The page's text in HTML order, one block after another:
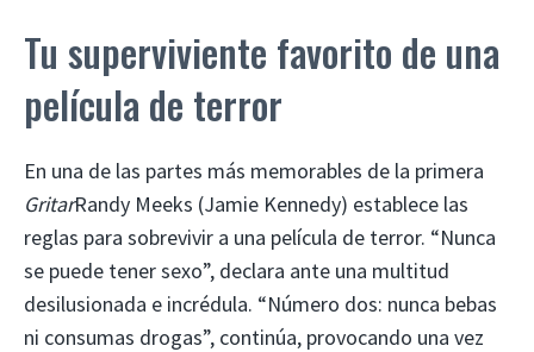
Tu superviviente favorito de una
película de terror
En una de las partes más memorables de la primera
GritarRandy Meeks (Jamie Kennedy) establece las
reglas para sobrevivir a una película de terror. “Nunca
se puede tener sexo”, declara ante una multitud
desilusionada e incrédula. “Número dos: nunca bebas
ni consumas drogas”, continúa, provocando una vez